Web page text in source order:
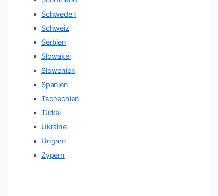
Schweden
Schweiz
Serbien
Slowakei
Slowenien
Spanien
Tschechien
Türkei
Ukraine
Ungarn
Zypern